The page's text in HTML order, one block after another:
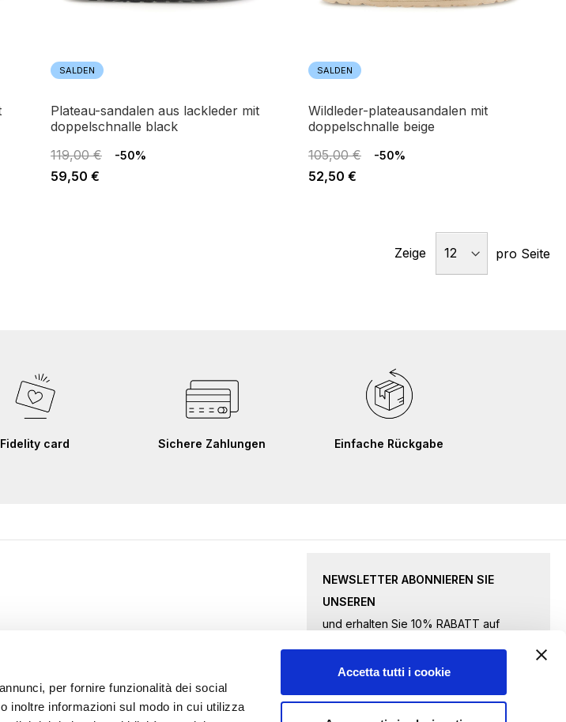
per fornire funzionalità dei social
inoltre informazioni sul modo in cui utilizza
Accetta tutti i cookie
SALDEN
plateau-sandalen aus lackleder mit
doppelschnalle black
119,00 €
-50%
59,50 €
SALDEN
wildleder-plateausandalen mit
doppelschnalle beige
105,00 €
-50%
52,50 €
Zeige pro Seite
Fidelity card Sichere Zahlungen Einfache Rückgabe
NEWSLETTER ABONNIEREN SIE
UNSEREN
und erhalten Sie 10% RABATT auf
Sie